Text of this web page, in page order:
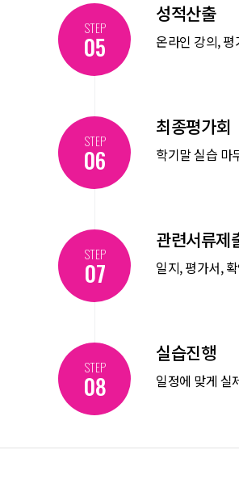
STEP
05
성적산출
온라인 강의,
STEP
06
최종평가회
학기말 실습 마
STEP
07
관련서류제
일지, 평가서,
STEP
08
실습진행
일정에 맞게 실